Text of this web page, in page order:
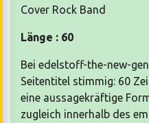
Cover Rock Band
Länge : 60
Bei edelstoff-the-new-
Seitentitel stimmig: 60
eine aussagekräftige
zugleich innerhalb des